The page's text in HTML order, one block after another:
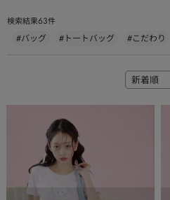
検索結果63件
#バッグ #トートバッグ #こだわり